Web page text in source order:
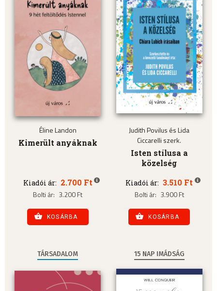
Éline Landon
Kimerült anyáknak
Kiadói ár: 2.700 Ft
Bolti ár: 3.200 Ft
KOSÁRBA
Judith Povilus és Lida
Ciccarelli szerk.
Isten stílusa a
közelség
Kiadói ár: 3.510 Ft
Bolti ár: 3.900 Ft
KOSÁRBA
TÁRSADALOM 15 NAP IMÁDSÁG